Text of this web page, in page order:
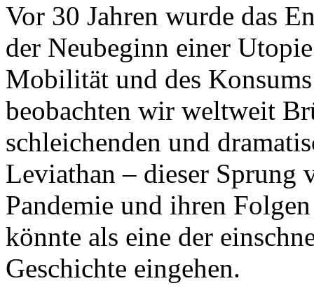
Vor 30 Jahren wurde das
der Neubeginn einer
Mobilität und des
beobachten wir weltweit
schleichenden und
Leviathan – dieser Sprung
Pandemie und ihren
könnte als eine der
Geschichte eingehen.